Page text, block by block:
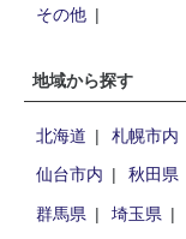
その他
地域から探す
北海道 札幌市内
仙台市内
秋田県
群馬県
埼玉県